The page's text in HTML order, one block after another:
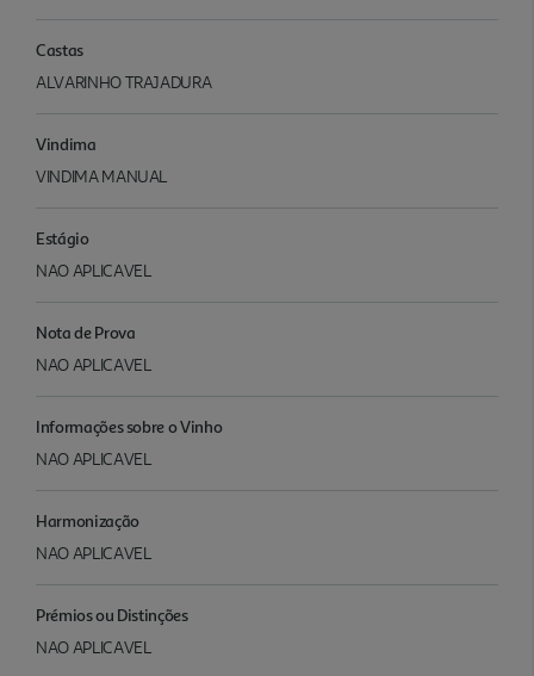
Castas
ALVARINHO TRAJADURA
Vindima
VINDIMA MANUAL
Estágio
NAO APLICAVEL
Nota de Prova
NAO APLICAVEL
Informações sobre o Vinho
NAO APLICAVEL
Harmonização
NAO APLICAVEL
Prémios ou Distinções
NAO APLICAVEL